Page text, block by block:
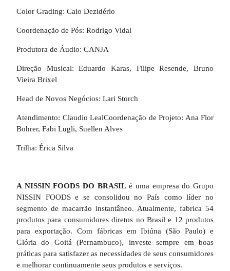
Color Grading: Caio Dezidério
Coordenação de Pós: Rodrigo Vidal
Produtora de Áudio: CANJA
Direção Musical: Eduardo Karas, Filipe Resende, Bruno
Vieira Brixel
Head de Novos Negócios: Lari Storch
Atendimento: Claudio LealCoordenação de Projeto: Ana Flor
Bohrer, Fabi Lugli, Suellen Alves
Trilha: Érica Silva
A NISSIN FOODS DO BRASILé uma empresa do Grupo
NISSIN FOODS e se consolidou no País como líder no
segmento de macarrão instantâneo. Atualmente, fabrica 54
produtos para consumidores diretos no Brasil e 12 produtos
para exportação. Com fábricas em Ibiúna (São Paulo) e
Glória do Goitá (Pernambuco), investe sempre em boas
práticas para satisfazer as necessidades de seus consumidores
e melhorar continuamente seus produtos e serviços.